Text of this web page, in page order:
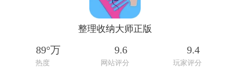
整理收纳大师正版
89°万
热度
9.6
网站评分
9.4
玩家评分